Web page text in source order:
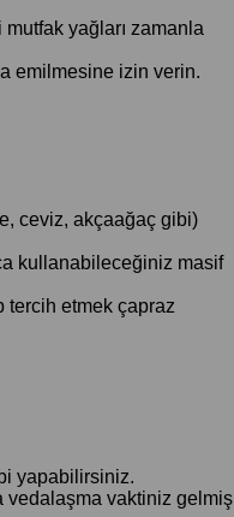
mutfak yağları zamanla
emilmesine izin verin.
ceviz, akçaağaç gibi)
kullanabileceğiniz masif
tercih etmek çapraz
yapabilirsiniz.
vedalaşma vaktiniz gelmiş